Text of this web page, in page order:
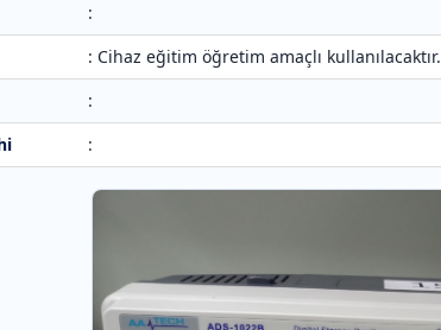
:
: Cihaz eğitim öğretim amaçlı kullanılacaktır.
:
: